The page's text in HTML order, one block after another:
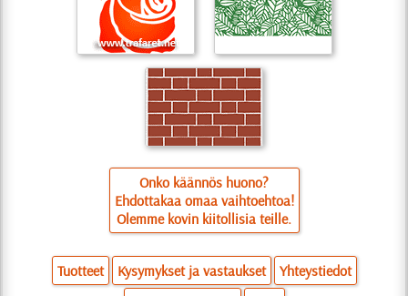
Onko käännös huono?
Ehdottakaa omaa vaihtoehtoa!
Olemme kovin kiitollisia teille.
Tuotteet Kysymykset ja vastaukset
Yhteystiedot